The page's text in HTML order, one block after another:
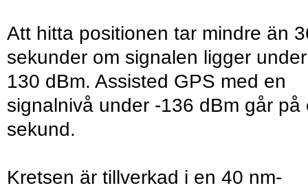
Att hitta positionen tar mindre än
sekunder om signalen ligger under
130 dBm. Assisted GPS med en
signalnivå under -136 dBm går på
sekund.
Kretsen är tillverkad i en 40 nm-